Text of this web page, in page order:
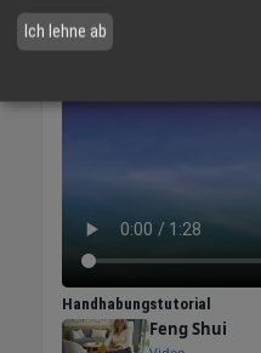
VIDEO-TIPP
Handhabungstutorial
Feng Shui
Ich lehne ab